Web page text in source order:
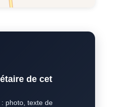
de cet
photo, texte de